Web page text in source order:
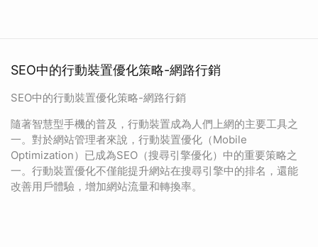
SEO中的行動裝置優化策略-網路行銷
SEO中的行動裝置優化策略-網路行銷
隨著智慧型手機的普及，行動裝置成為人們上網的主要工具之
一。對於網站管理者來說，行動裝置優化（Mobile
Optimization）已成為SEO（搜尋引擎優化）中的重要策略之
一。行動裝置優化不僅能提升網站在搜尋引擎中的排名，還能
改善用戶體驗，增加網站流量和轉換率。